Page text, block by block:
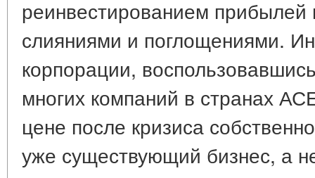
реинвестированием прибылей
слияниями и поглощениями.
корпорации,
многих компаний в странах
цене после кризиса
уже существующий бизнес, а